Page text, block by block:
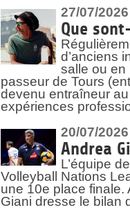
27/07/2026
Que
d’anciens
salle ou en
passeur de Tours
devenu entraîneur
expériences
20/07/2026
Andrea
L’équipe
Volleyball Nations
une 10e place finale.
Giani dresse le bilan